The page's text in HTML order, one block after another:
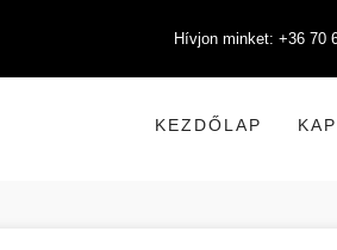
Hívjon minket: +36 70
KEZDŐLAP